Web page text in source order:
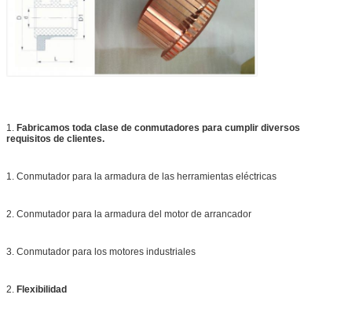
1. Fabricamos toda clase de conmutadores para cumplir diversos
requisitos de clientes.
1. Conmutador para la armadura de las herramientas eléctricas
2. Conmutador para la armadura del motor de arrancador
3. Conmutador para los motores industriales
2. Flexibilidad